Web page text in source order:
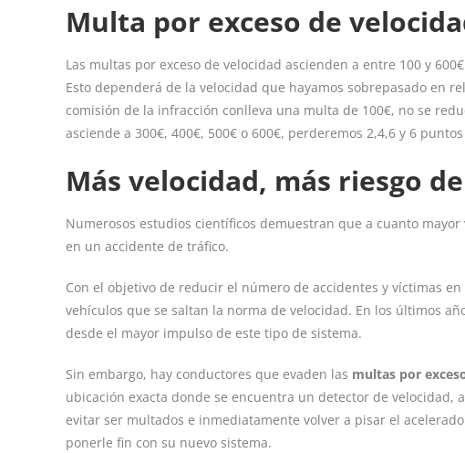
Multa por exceso de
Las multas por exceso de velocidad ascienden a entre 100 y
Esto dependerá de la velocidad que hayamos sobrepasado en
comisión de la infracción conlleva una multa de 100€, no se
asciende a 300€, 400€, 500€ o 600€, perderemos 2,4,6 y 6
Más velocidad, más riesgo
Numerosos estudios científicos demuestran que a cuanto
en un accidente de tráfico.
Con el objetivo de reducir el número de accidentes y víctimas
vehículos que se saltan la norma de velocidad. En los últimos
desde el mayor impulso de este tipo de sistema.
Sin embargo, hay conductores que evaden las multas por
ubicación exacta donde se encuentra un detector de
evitar ser multados e inmediatamente volver a pisar el
ponerle fin con su nuevo sistema.